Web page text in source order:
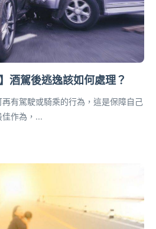
酒駕後逃逸該如何處理？
有駕駛或騎乘的行為，這是保障自己
作為，...